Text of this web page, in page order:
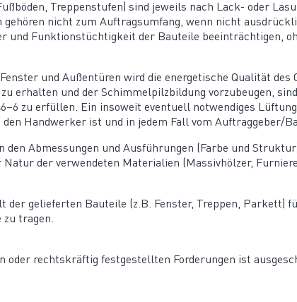
Treppen­stufen) sind jeweils nach Lack- oder
gehören nicht zum Auftrags­umfang, wenn nicht
und Funkti­ons­tüch­tigkeit der Bauteile beein­träch­tigen,
und Außen­türen wird die energe­tische Qualität des
erhalten und der Schim­mel­pilz­bildung vorzu­beugen,
zu erfüllen. Ein insoweit eventuell notwen­diges
den Handwerker ist und in jedem Fall vom Auftraggeber/
den Abmes­sungen und Ausfüh­rungen (Farbe und
der verwen­deten Materialien (Massiv­hölzer,
der gelie­ferten Bauteile (z.B. Fenster, Treppen, Parkett)
zu tragen.
oder rechts­kräftig festge­stellten Forde­rungen ist